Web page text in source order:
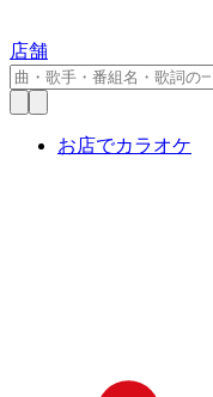
店舗
お店でカラオケ